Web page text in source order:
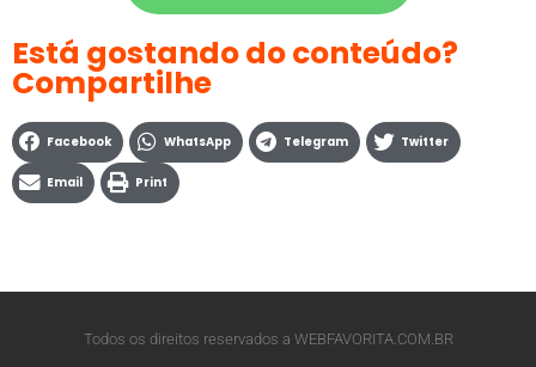
Está gostando do conteúdo?
Compartilhe
Facebook WhatsApp Telegram Twitter
Email Print
Todos os direitos reservados a WEBFAVORITA.COM.BR